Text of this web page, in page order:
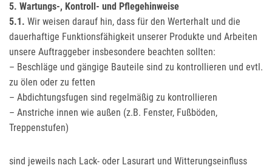
5. Wartungs-, Kontroll- und Pflegehinweise
5.1. Wir weisen darauf hin, dass für den Werterhalt und die
dauerhaftige Funktionsfähigkeit unserer Produkte und Arbeiten
unsere Auftraggeber insbesondere beachten sollten:
– Beschläge und gängige Bauteile sind zu kontrollieren und evtl.
zu ölen oder zu fetten
– Abdichtungsfugen sind regelmäßig zu kontrollieren
– Anstriche innen wie außen (z.B. Fenster, Fußböden,
Treppenstufen)
sind jeweils nach Lack- oder Lasurart und Witterungseinfluss